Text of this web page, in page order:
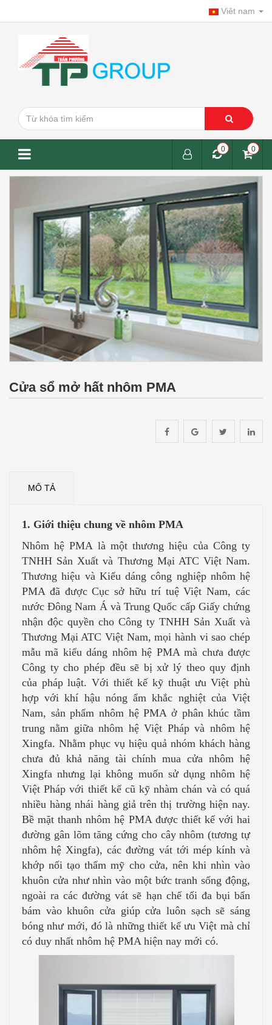
Viêt nam
0
0
Cửa sổ mở hất nhôm PMA
MÔ TẢ
1. Giới thiệu chung về nhôm PMA
Nhôm hệ PMA là một thương hiệu của Công ty
TNHH Sản Xuất và Thương Mại ATC Việt Nam.
Thương hiệu và Kiểu dáng công nghiệp nhôm hệ
PMA đã được Cục sở hữu trí tuệ Việt Nam, các
nước Đông Nam Á và Trung Quốc cấp Giấy chứng
nhận độc quyền cho Công ty TNHH Sản Xuất và
Thương Mại ATC Việt Nam, mọi hành vi sao chép
mẫu mã kiểu dáng nhôm hệ PMA mà chưa được
Công ty cho phép đều sẽ bị xử lý theo quy định
của pháp luật. Với thiết kế kỹ thuật ưu Việt phù
hợp với khí hậu nóng ẩm khắc nghiệt của Việt
Nam, sản phẩm nhôm hệ PMA ở phân khúc tầm
trung nằm giữa nhôm hệ Việt Pháp và nhôm hệ
Xingfa. Nhằm phục vụ hiệu quả nhóm khách hàng
chưa đủ khả năng tài chính mua cửa nhôm hệ
Xingfa nhưng lại không muốn sử dụng nhôm hệ
Việt Pháp với thiết kế cũ kỹ nhàm chán và có quá
nhiều hàng nhái hàng giả trên thị trường hiện nay.
Bề mặt thanh nhôm hệ PMA được thiết kế với hai
đường gân lõm tăng cứng cho cây nhôm (tương tự
nhôm hệ Xingfa), các đường vát tới mép kính và
khớp nối tạo thẩm mỹ cho cửa, nên khi nhìn vào
khuôn cửa như nhìn vào một bức tranh sống động,
ngoài ra các đường vát sẽ hạn chế tối đa bụi bẩn
bám vào khuôn cửa giúp cửa luôn sạch sẽ sáng
bóng như mới, đó là những thiết kế ưu Việt mà chỉ
có duy nhất nhôm hệ PMA hiện nay mới có.